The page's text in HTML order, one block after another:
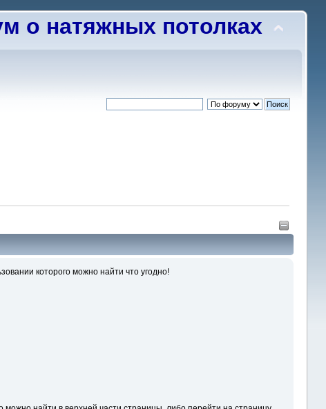
о натяжных потолках
которого можно найти что угодно!